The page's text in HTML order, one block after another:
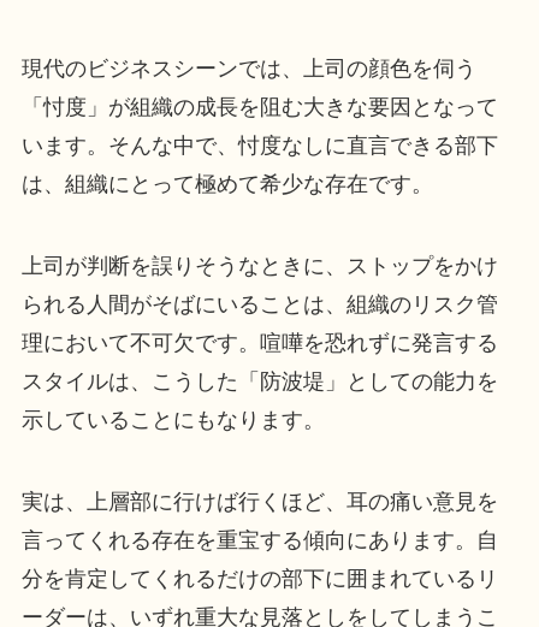
現代のビジネスシーンでは、上司の顔色を伺う
「忖度」が組織の成長を阻む大きな要因となって
います。そんな中で、忖度なしに直言できる部下
は、組織にとって極めて希少な存在です。
上司が判断を誤りそうなときに、ストップをかけ
られる人間がそばにいることは、組織のリスク管
理において不可欠です。喧嘩を恐れずに発言する
スタイルは、こうした「防波堤」としての能力を
示していることにもなります。
実は、上層部に行けば行くほど、耳の痛い意見を
言ってくれる存在を重宝する傾向にあります。自
分を肯定してくれるだけの部下に囲まれているリ
ーダーは、いずれ重大な見落としをしてしまうこ